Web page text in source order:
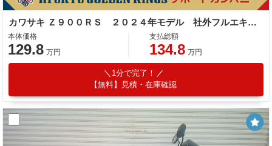
カワサキ Ｚ９００ＲＳ ２０２４年モデル 社外フルエキマフラー フェンダーレス ラジエーターカバー タンデムバー シート カスタム多数
本体価格
129.8 万円
支払総額
134.8 万円
1分で完了！
【無料】見積・在庫確認